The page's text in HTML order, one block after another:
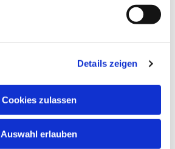
Details zeigen
Cookies zulassen
Auswahl erlauben